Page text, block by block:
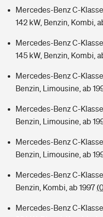
Mercedes-Benz C-
142 kW, Benzin, Kombi,
Mercedes-Benz C-
145 kW, Benzin, Kombi,
Mercedes-Benz C-
Benzin, Limousine, ab
Mercedes-Benz C-
Benzin, Limousine, ab
Mercedes-Benz C-
Benzin, Limousine, ab
Mercedes-Benz C-
Benzin, Kombi, ab 1997
Mercedes-Benz C-